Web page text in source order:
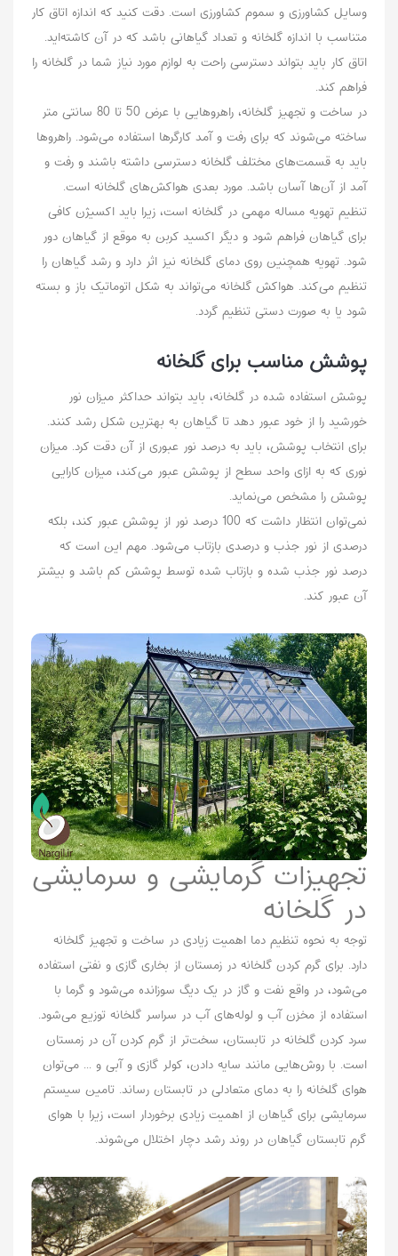
وسایل کشاورزی و سموم کشاورزی است. دقت کنید که اندازه‌ اتاق کار
متناسب با اندازه گلخانه و تعداد گیاهانی باشد که در آن کاشته‌اید.
اتاق کار باید بتواند دسترسی راحت به لوازم مورد نیاز شما در گلخانه را
فراهم کند.
در ساخت و تجهیز گلخانه، راهروهایی با عرض 50 تا 80 سانتی متر
ساخته می‌شوند که برای رفت و آمد کارگرها استفاده می‌شود. راهرو‌ها
باید به قسمت‌های مختلف گلخانه دسترسی داشته باشند و رفت و
آمد از آن‌ها آسان باشد. مورد بعدی هواکش‌های گلخانه است.
تنظیم تهویه مساله مهمی در گلخانه است، زیرا باید اکسیژن کافی
برای گیاهان فراهم شود و دیگر اکسید کربن به موقع از گیاهان دور
شود. تهویه همچنین روی دمای گلخانه نیز اثر دارد و رشد گیاهان را
تنظیم می‌کند. هواکش گلخانه می‌تواند به شکل اتوماتیک باز و بسته
شود یا به صورت دستی تنظیم گردد.
پوشش مناسب برای گلخانه
پوشش استفاده شده در گلخانه، باید بتواند حداکثر میزان نور
خورشید را از خود عبور دهد تا گیاهان به بهترین شکل رشد کنند.
برای انتخاب پوشش، باید به درصد نور عبوری از آن دقت کرد. میزان
نوری که به ازای واحد سطح از پوشش عبور می‌کند، میزان کارایی
پوشش را مشخص می‌نماید.
نمی‌توان انتظار داشت که 100 درصد نور از پوشش عبور کند، بلکه
درصدی از نور جذب و درصدی بازتاب می‌شود. مهم این است که
درصد نور جذب شده و بازتاب شده توسط پوشش کم باشد و بیشتر
آن عبور کند.
تجهیزات گرمایشی و سرمایشی
در گلخانه
توجه به نحوه تنظیم دما اهمیت زیادی در ساخت و تجهیز گلخانه‌
دارد. برای گرم کردن گلخانه در زمستان از بخاری گازی و نفتی استفاده
می‌شود، در واقع نفت و گاز در یک دیگ سوزانده می‌شود و گرما با
استفاده از مخزن آب و لوله‌های آب در سراسر گلخانه توزیع می‌شود.
سرد کردن گلخانه در تابستان، سخت‌تر از گرم کردن آن در زمستان
است. با روش‌هایی مانند سایه دادن، کولر گازی و آبی و ... می‌توان
هوای گلخانه را به دمای متعادلی در تابستان رساند. تامین سیستم
سرمایشی برای گیاهان از اهمیت زیادی برخوردار است، زیرا با هوای
گرم تابستان گیاهان در روند رشد دچار اختلال می‌شوند.